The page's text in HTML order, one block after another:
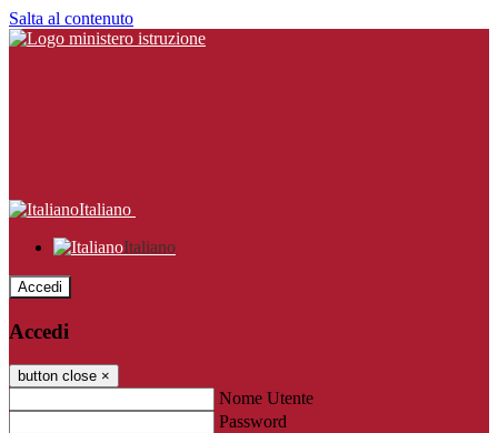
Salta al contenuto
Italiano
Italiano
Accedi
Accedi
button close ×
Nome Utente
Password